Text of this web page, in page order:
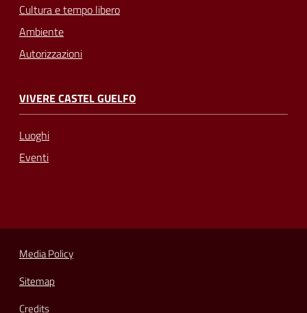
Cultura e tempo libero
Ambiente
Autorizzazioni
VIVERE CASTEL GUELFO
Luoghi
Eventi
Media Policy
Sitemap
Credits